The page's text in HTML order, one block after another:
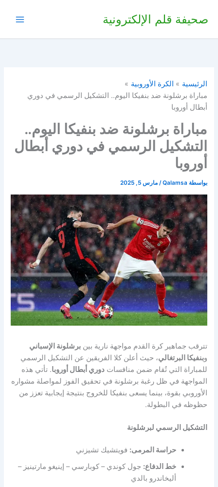
صحيفة قلم الإلكترونية
الرئيسية
الكرة الأوروبية
مباراة برشلونة ضد بنفيكا اليوم.. التشكيل الرسمي في دوري
أبطال أوروبا
مباراة برشلونة ضد بنفيكا اليوم..
التشكيل الرسمي في دوري أبطال
أوروبا
بواسطة Qalamsa
/مارس 5, 2025
تترقب جماهير كرة القدم مواجهة نارية بينبرشلونة الإسباني
وبنفيكا البرتغالي، حيث أعلن كلا الفريقين عن التشكيل الرسمي
للمباراة التي تُقام ضمن منافساتدوري أبطال أوروبا. تأتي هذه
المواجهة في ظل رغبة برشلونة في تحقيق الفوز لمواصلة مشواره
الأوروبي بقوة، بينما يسعى بنفيكا للخروج بنتيجة إيجابية تعزز من
حظوظه في البطولة.
التشكيل الرسمي لبرشلونة
حراسة المرمى: فويتشيك تشيزني
خط الدفاع: جول كوندي – كوبارسي – إينيغو مارتينيز –
أليخاندرو بالدي